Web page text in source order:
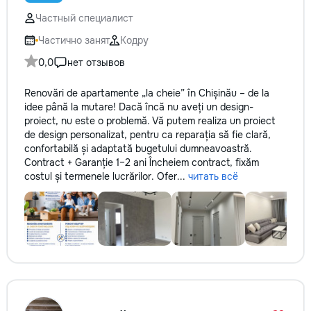
reparație veți rămâne cu schema
comunicațiilor ascunse și
fotografiile tuturor etapelor
importante. Curățenie
profesională Predăm
pentru locuit – curat, fără praf și
fără deșeuri de construcție.
Prețuri orientative pentru
materiale: Prețurile depind de țara
producătorului, brand, colecție și
categoria produsului. Gresie
porțelanată – de la 350–800+
lei/m² Laminat – de la 180–450+
lei/m² Materiale pentru lucrări
brute – de la 1 500–2 500 lei/m²
de apartament Uși interioare – de
la 2 500–7 000+ lei/set Tavan
dumneavoastră! Realizăm
interiorul cât mai aproape posibil
Частный специалист
Частично занят
Кодру
0,0
нет отзывов
Renovări de apartamente „la cheie” în Chișinău – de la
idee până la mutare! Dacă încă nu aveți un design-
proiect, nu este o problemă. Vă putem realiza un proiect
de design personalizat, pentru ca reparația să fie clară,
confortabilă și adaptată bugetului dumneavoastră.
Contract + Garanție 1–2 ani Încheiem contract, fixăm
costul și termenele lucrărilor. Ofer... читать всё